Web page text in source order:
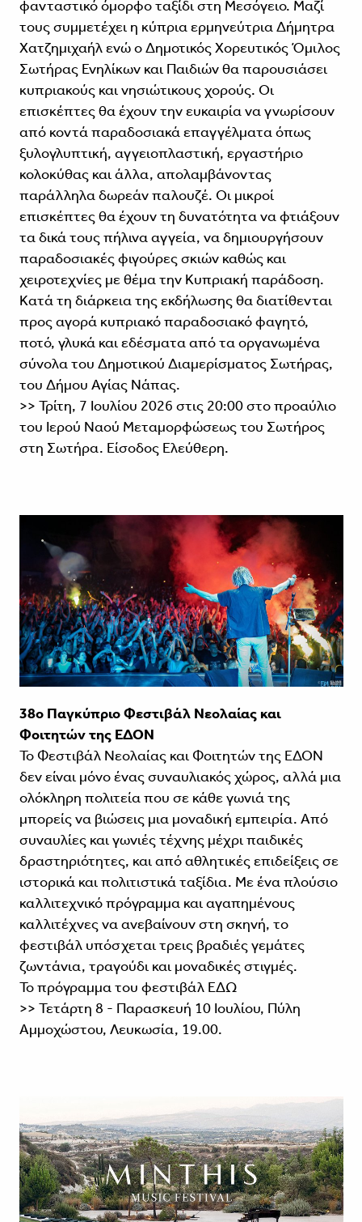
φανταστικό όμορφο ταξίδι στη Μεσόγειο. Μαζί
τους συμμετέχει η κύπρια ερμηνεύτρια Δήμητρα
Χατζημιχαήλ ενώ ο Δημοτικός Χορευτικός Όμιλος
Σωτήρας Ενηλίκων και Παιδιών θα παρουσιάσει
κυπριακούς και νησιώτικους χορούς. Οι
επισκέπτες θα έχουν την ευκαιρία να γνωρίσουν
από κοντά παραδοσιακά επαγγέλματα όπως
ξυλογλυπτική, αγγειοπλαστική, εργαστήριο
κολοκύθας και άλλα, απολαμβάνοντας
παράλληλα δωρεάν παλουζέ. Οι μικροί
επισκέπτες θα έχουν τη δυνατότητα να φτιάξουν
τα δικά τους πήλινα αγγεία, να δημιουργήσουν
παραδοσιακές φιγούρες σκιών καθώς και
χειροτεχνίες με θέμα την Κυπριακή παράδοση.
Κατά τη διάρκεια της εκδήλωσης θα διατίθενται
προς αγορά κυπριακό παραδοσιακό φαγητό,
ποτό, γλυκά και εδέσματα από τα οργανωμένα
σύνολα του Δημοτικού Διαμερίσματος Σωτήρας,
του Δήμου Αγίας Νάπας.
>> Τρίτη, 7 Ιουλίου 2026 στις 20:00 στο προαύλιο
του Ιερού Ναού Μεταμορφώσεως του Σωτήρος
στη Σωτήρα. Είσοδος Ελεύθερη.
38ο Παγκύπριο Φεστιβάλ Νεολαίας και
Φοιτητών της ΕΔΟΝ
Το Φεστιβάλ Νεολαίας και Φοιτητών της ΕΔΟΝ
δεν είναι μόνο ένας συναυλιακός χώρος, αλλά μια
ολόκληρη πολιτεία που σε κάθε γωνιά της
μπορείς να βιώσεις μια μοναδική εμπειρία. Από
συναυλίες και γωνιές τέχνης μέχρι παιδικές
δραστηριότητες, και από αθλητικές επιδείξεις σε
ιστορικά και πολιτιστικά ταξίδια. Με ένα πλούσιο
καλλιτεχνικό πρόγραμμα και αγαπημένους
καλλιτέχνες να ανεβαίνουν στη σκηνή, το
φεστιβάλ υπόσχεται τρεις βραδιές γεμάτες
ζωντάνια, τραγούδι και μοναδικές στιγμές.
Το πρόγραμμα του φεστιβάλ ΕΔΩ
>> Τετάρτη 8 - Παρασκευή 10 Ιουλίου, Πύλη
Αμμοχώστου, Λευκωσία, 19.00.